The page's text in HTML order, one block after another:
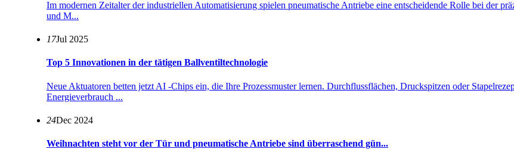
Im modernen Zeitalter der industriellen Automatisierung spielen pneumatische Antriebe eine entscheidende Rolle bei der
und M...
17Jul 2025
Top 5 Innovationen in der tätigen Ballventiltechnologie
Neue Aktuatoren betten jetzt AI -Chips ein, die Ihre Prozessmuster lernen. Durchflussflächen, Druckspitzen oder
Energieverbrauch ...
24Dec 2024
Weihnachten steht vor der Tür und pneumatische Antriebe sind überraschend gün...